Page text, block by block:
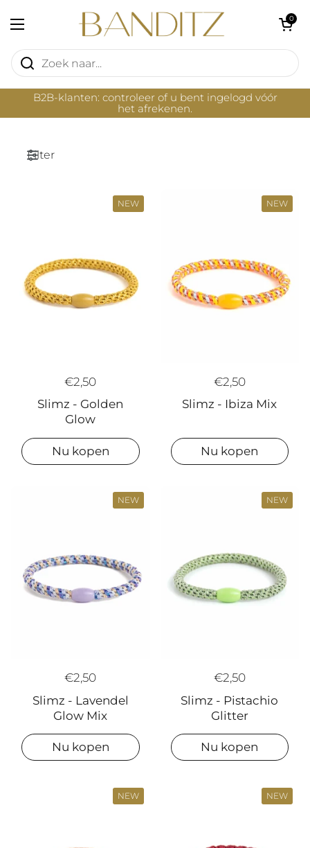
Menu openen
Winkelwagentje
0
B2B-klanten: controleer of u bent ingelogd vóór
het afrekenen.
Filter
€2,50
Slimz - Golden
Glow
Nu kopen
NEW
€2,50
Slimz - Ibiza Mix
Nu kopen
NEW
€2,50
Slimz - Lavendel
Glow Mix
Nu kopen
NEW
€2,50
Slimz - Pistachio
Glitter
Nu kopen
NEW
NEW NEW